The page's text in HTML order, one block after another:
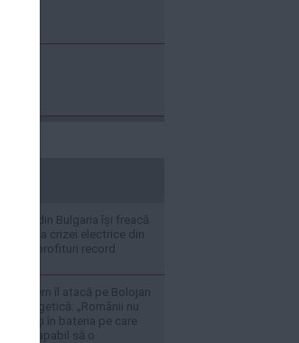
din Bulgaria își freacă
bucuria crizei electrice din
Aduce profituri record
Guvern îl atacă pe Bolojan
energetică: „Românii nu
în bateria pe care
fost capabil să o